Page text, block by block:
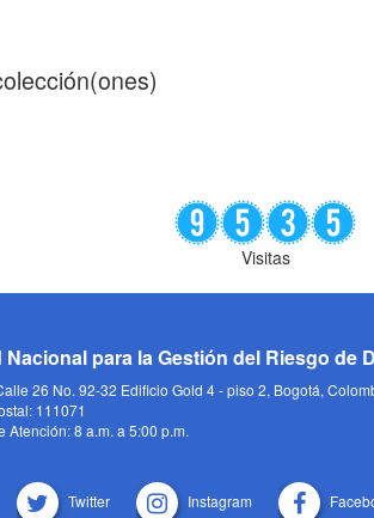
Visitas
Nacional para la Gestión del Riesgo de
26 No. 92-32 Edificio Gold 4 - piso 2, Bogotá,
111071
Atención: 8 a.m. a 5:00 p.m.
Twitter Instagram